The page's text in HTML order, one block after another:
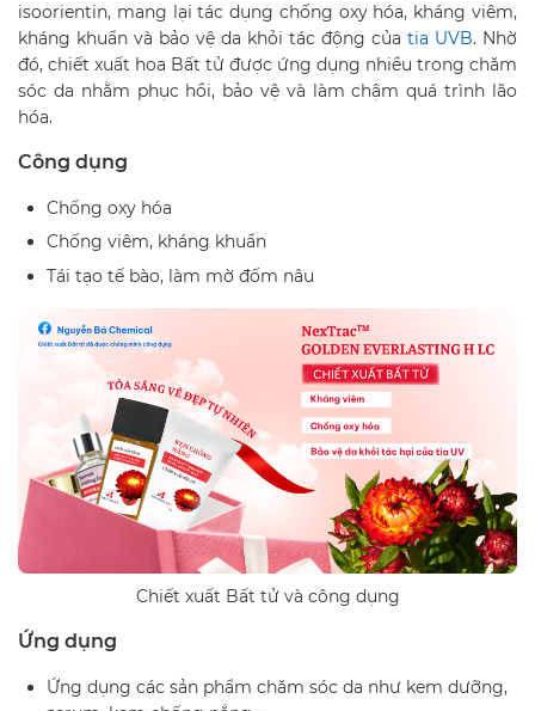
isoorientin, mang lại tác dụng chống oxy hóa, kháng viêm,
kháng khuẩn và bảo vệ da khỏi tác động của tia UVB. Nhờ
đó, chiết xuất hoa Bất tử được ứng dụng nhiều trong chăm
sóc da nhằm phục hồi, bảo vệ và làm chậm quá trình lão
hóa.
Công dụng
Chống oxy hóa
Chống viêm, kháng khuẩn
Tái tạo tế bào, làm mờ đốm nâu
Chiết xuất Bất tử và công dụng
Ứng dụng
Ứng dụng các sản phẩm chăm sóc da như kem dưỡng,